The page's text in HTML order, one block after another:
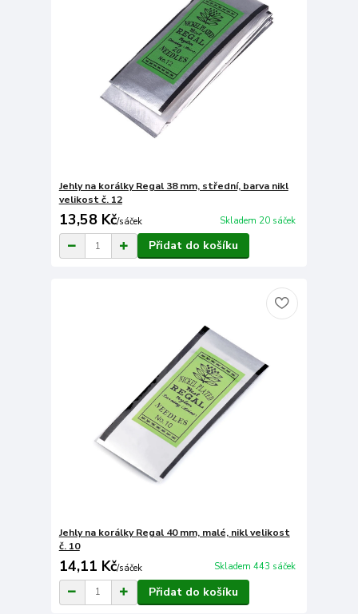
Jehly na korálky Regal 38 mm, střední, barva nikl
velikost č. 12
13,58 Kč/sáček Skladem 20 sáček
Přidat do košíku
Jehly na korálky Regal 40 mm, malé, nikl velikost
č. 10
14,11 Kč/sáček Skladem 443 sáček
Přidat do košíku